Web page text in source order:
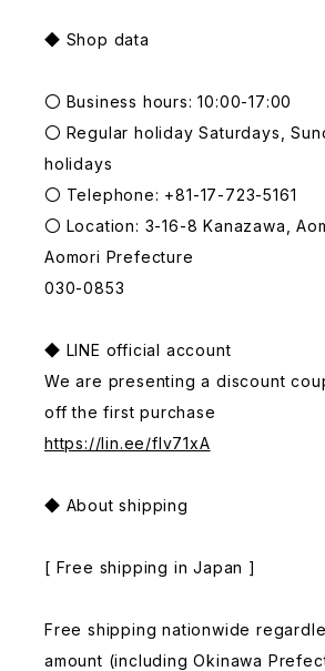
◆ Shop data
〇 Business hours: 10:00-17:00
〇 Regular holiday Saturdays,
holidays
〇 Telephone: +81-17-723-5161
〇 Location: 3-16-8 Kanazawa,
Aomori Prefecture
030-0853
◆ LINE official account
We are presenting a discount
off the first purchase
https://lin.ee/fIv71xA
◆ About shipping
[ Free shipping in Japan ]
Free shipping nationwide
amount (including Okinawa